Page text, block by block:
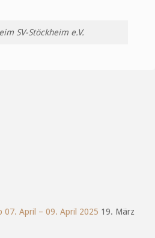
SV-Stöckheim e.V.
07. April – 09. April 2025 19. März